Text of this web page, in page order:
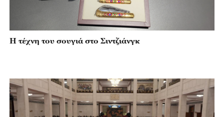
Η τέχνη του σουγιά στο Σιντζιάνγκ